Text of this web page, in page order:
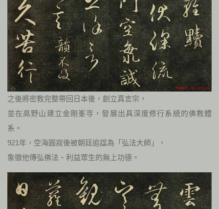
之後將密教完整帶回日本後，創立真言宗，
並在高野山建立金剛峯寺，發展出具深度修行系統的佛教體
系。
921年，空海圓寂後被朝廷追諡為「弘法大師」，
象徵他傳弘佛法、利益眾生的無上功德。